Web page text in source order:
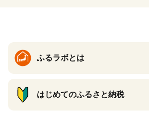
ふるラボとは
はじめてのふるさと納税